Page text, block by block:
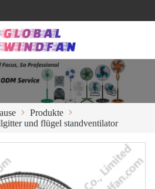
Produkte
und flügel standventilator